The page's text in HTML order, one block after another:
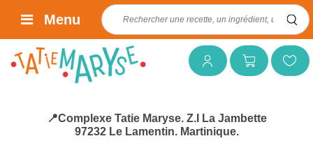
Mon compteMon panierMes favoris
Rechercher :
Menu
📍Complexe Tatie Maryse. Z.I La Jambette
97232 Le Lamentin. Martinique.